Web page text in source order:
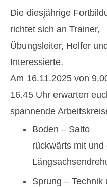
Die diesjährige
richtet sich an Trainer,
Übungsleiter, Helfer und
Interessierte.
Am 16.11.2025 von
16.45 Uhr erwarten
spannende
Boden – Salto
rückwärts mit und
Sprung – Technik